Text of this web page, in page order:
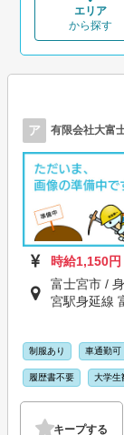
エリア
から探す
ア 有限会社大富
時給1,150円
富士宮市 /
宮駅身延線
制服あり 車通勤可
履歴書不要 大学生
キープする